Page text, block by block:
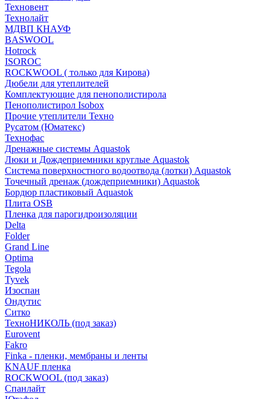
Техновент
Технолайт
МДВП КНАУФ
BASWOOL
Hotrock
ISOROC
ROCKWOOL ( только для Кирова)
Дюбели для утеплителей
Комплектующие для пенополистирола
Пенополистирол Isobox
Прочие утеплители Техно
Русатом (Юматекс)
Технофас
Дренажные системы Aquastok
Люки и Дождеприемники круглые Aquastok
Система поверхностного водоотвода (лотки) Aquastok
Точечный дренаж (дождеприемники) Aquastok
Бордюр пластиковый Aquastok
Плита OSB
Пленка для парогидроизоляции
Delta
Folder
Grand Line
Optima
Tegola
Tyvek
Изоспан
Ондутис
Ситко
ТехноНИКОЛЬ (под заказ)
Eurovent
Fakro
Finka - пленки, мембраны и ленты
KNAUF пленка
ROCKWOOL (под заказ)
Спанлайт